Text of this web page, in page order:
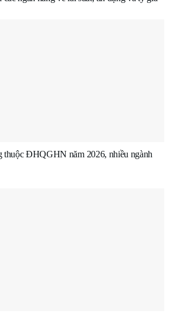
thuộc ĐHQGHN năm 2026, nhiều ngành